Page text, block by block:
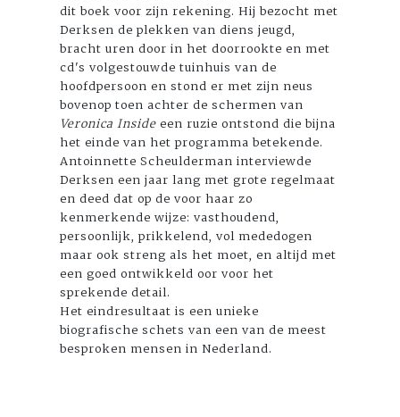
dit boek voor zijn rekening. Hij bezocht met
Derksen de plekken van diens jeugd,
bracht uren door in het doorrookte en met
cd's volgestouwde tuinhuis van de
hoofdpersoon en stond er met zijn neus
bovenop toen achter de schermen van
Veronica Inside een ruzie ontstond die bijna
het einde van het programma betekende.
Antoinnette Scheulderman interviewde
Derksen een jaar lang met grote regelmaat
en deed dat op de voor haar zo
kenmerkende wijze: vasthoudend,
persoonlijk, prikkelend, vol mededogen
maar ook streng als het moet, en altijd met
een goed ontwikkeld oor voor het
sprekende detail.
Het eindresultaat is een unieke
biografische schets van een van de meest
besproken mensen in Nederland.